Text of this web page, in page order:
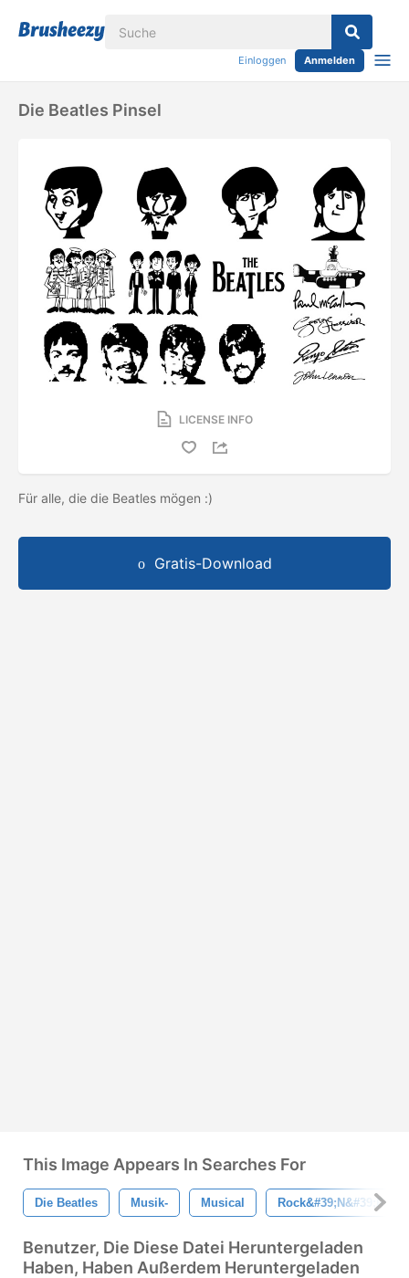
Einloggen Anmelden
Die Beatles Pinsel
LICENSE INFO
Für alle, die die Beatles mögen :)
Gratis-Download
This Image Appears In Searches For
Die Beatles Musik- Musical Rock&#39;n&#39;roll
Benutzer, Die Diese Datei Heruntergeladen
Haben, Haben Außerdem Heruntergeladen